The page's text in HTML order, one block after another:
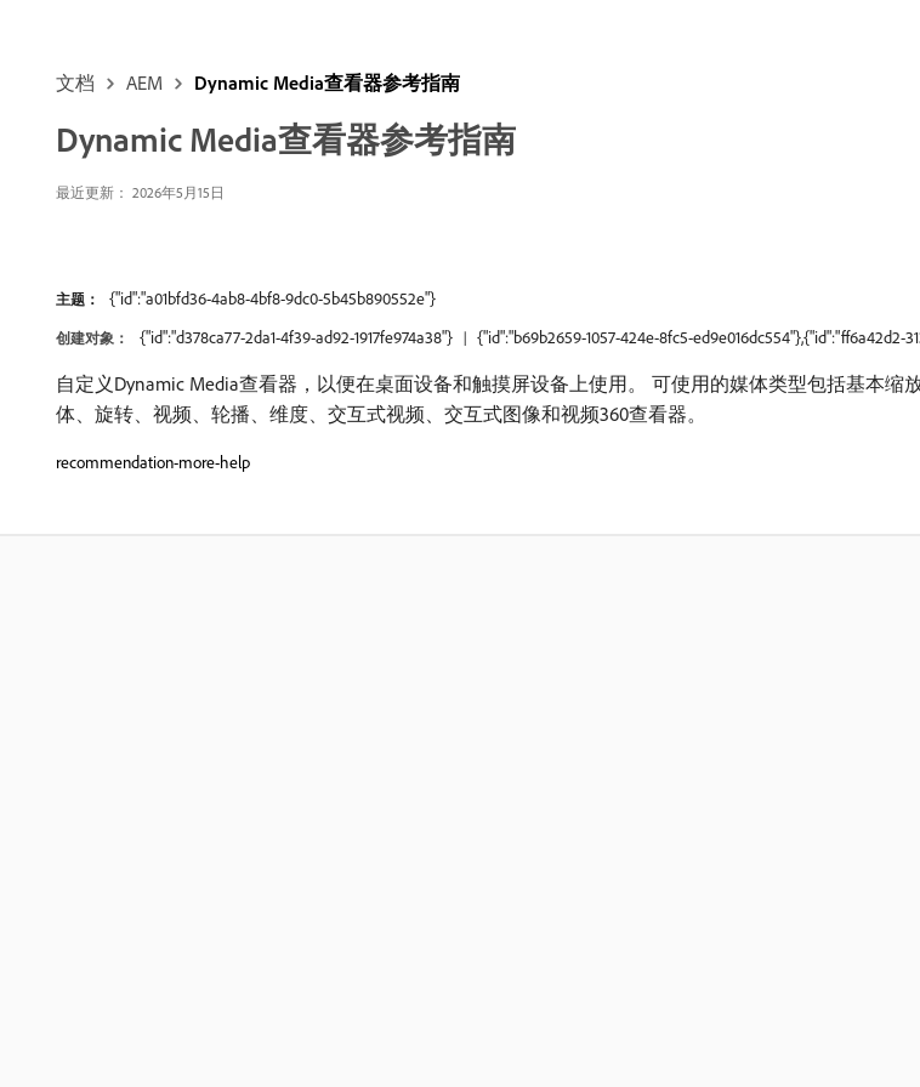
文档 AEM Dynamic Media查看器参考指南
Dynamic Media查看器参考指南
最近更新： 2026年5月15日
主题： {"id":"a01bfd36-4ab8-4bf8-9dc0-5b45b890552e"}
创建对象： {"id":"d378ca77-2da1-4f39-ad92-1917fe974a38"} {"id":"b69b2659-1057-424e-8fc5-ed9e016dc554"},{"id":"ff6a42d2-
自定义Dynamic Media查看器，以便在桌面设备和触摸屏设备上使用。 可使用的媒体类型包括基本缩
体、旋转、视频、轮播、维度、交互式视频、交互式图像和视频360查看器。
recommendation-more-help